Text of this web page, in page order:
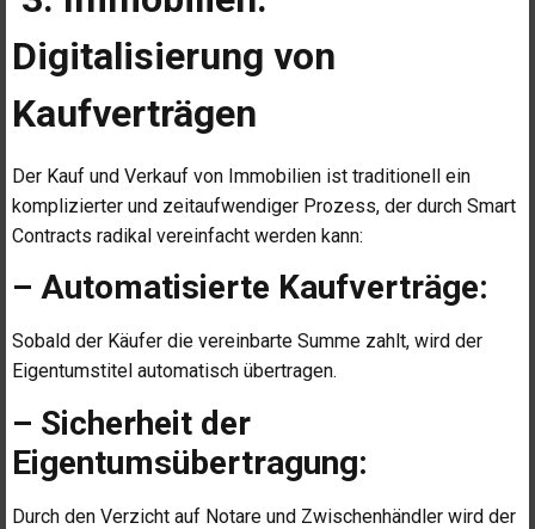
Digitalisierung von
Kaufverträgen
Der Kauf und Verkauf von Immobilien ist traditionell ein
komplizierter und zeitaufwendiger Prozess, der durch Smart
Contracts radikal vereinfacht werden kann:
– Automatisierte Kaufverträge:
Sobald der Käufer die vereinbarte Summe zahlt, wird der
Eigentumstitel automatisch übertragen.
– Sicherheit der
Eigentumsübertragung:
Durch den Verzicht auf Notare und Zwischenhändler wird der